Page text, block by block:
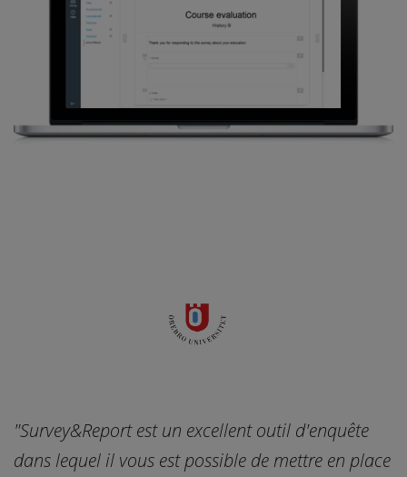
"Survey&Report est un excellent outil d'enquête
dans lequel il vous est possible de mettre en place